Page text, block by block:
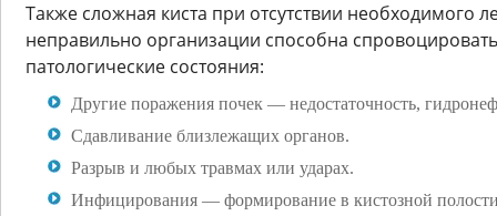
Также сложная киста при отсутствии необходимого
неправильно организации способна
патологические состояния:
Другие поражения почек — недостаточность,
Сдавливание близлежащих органов.
Разрыв и любых травмах или ударах.
Инфицирования — формирование в кистозной